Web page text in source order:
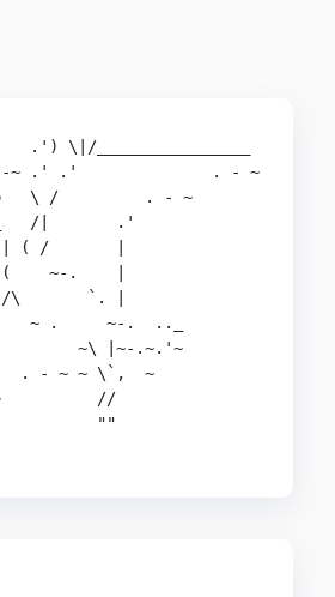
.') \|/________________
~ .' .'              . - ~
\ /         . - ~
/|       .'
( /       |
~-.    |
\       `. |
~ .     ~-.  .._
~\ |~-.~.'~
- ~ ~ \`,  ~
//
""